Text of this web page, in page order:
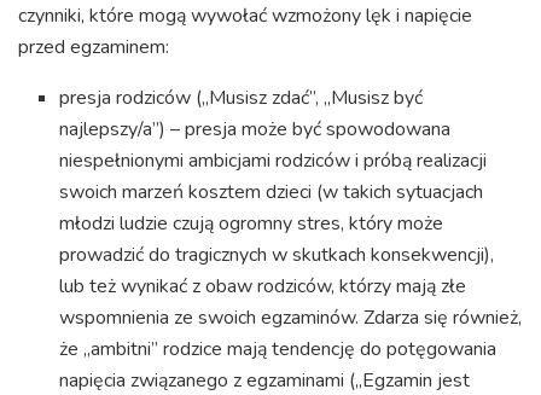
czynniki, które mogą wywołać wzmożony lęk i napięcie
przed egzaminem:
presja rodziców („Musisz zdać”, „Musisz być
najlepszy/a”) – presja może być spowodowana
niespełnionymi ambicjami rodziców i próbą realizacji
swoich marzeń kosztem dzieci (w takich sytuacjach
młodzi ludzie czują ogromny stres, który może
prowadzić do tragicznych w skutkach konsekwencji),
lub też wynikać z obaw rodziców, którzy mają złe
wspomnienia ze swoich egzaminów. Zdarza się również,
że „ambitni” rodzice mają tendencję do potęgowania
napięcia związanego z egzaminami („Egzamin jest